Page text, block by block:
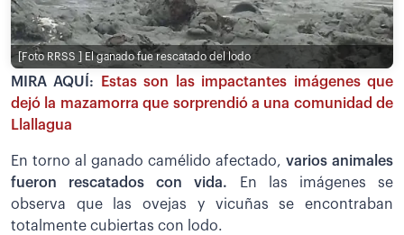
[Foto RRSS ] El ganado fue rescatado del lodo
MIRA AQUÍ:
Estas son las impactantes imágenes que
dejó la mazamorra que sorprendió a una comunidad de
Llallagua
En torno al ganado camélido afectado, varios animales
fueron rescatados con vida.
En las imágenes se
observa que las ovejas y vicuñas se encontraban
totalmente cubiertas con lodo.